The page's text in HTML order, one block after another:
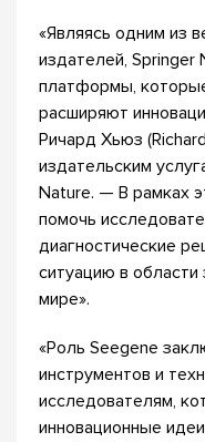
«Являясь одним из
издателей, Springer
платформы,
расширяют
Ричард Хьюз
издательским
Nature. — В рамках
помочь
диагностические
ситуацию в области
мире».
«Роль Seegene
инструментов и
исследователям,
инновационные